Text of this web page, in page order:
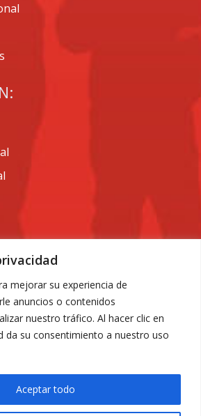
mejorar su experiencia de
anuncios o contenidos
nuestro tráfico. Al hacer clic en
da su consentimiento a nuestro uso
Aceptar todo
bombas nº6. 30009 Murcia